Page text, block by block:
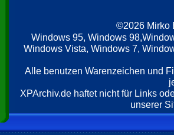
©2026 Mirko
Windows 95, Windows
Windows Vista, Windows 7,
Alle benutzen Warenzeichen und
XPArchiv.de haftet nicht für Links
unserer